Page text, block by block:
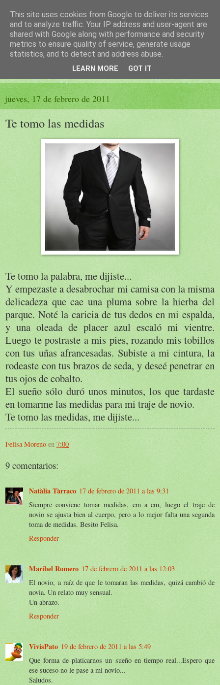
El sueño de las palabras
PÁGINA LITERARIA DE FELISA MORENO
jueves, 17 de febrero de 2011
Te tomo las medidas
Te tomo la palabra, me dijiste...
Y empezaste a desabrochar mi camisa con la misma
delicadeza que cae una pluma sobre la hierba del
parque. Noté la caricia de tus dedos en mi espalda,
y una oleada de placer azul escaló mi vientre.
Luego te postraste a mis pies, rozando mis tobillos
con tus uñas afrancesadas. Subiste a mi cintura, la
rodeaste con tus brazos de seda, y deseé penetrar en
tus ojos de cobalto.
El sueño sólo duró unos minutos, los que tardaste
en tomarme las medidas para mi traje de novio.
Te tomo las medidas, me dijiste...
Felisa Moreno en 7:00
9 comentarios:
Natàlia Tàrraco 17 de febrero de 2011 a las 9:31
Siempre conviene tomar medidas, cm a cm, luego el traje de
novio se ajusta bien al cuerpo, pero a lo mejor falta una segunda
toma de medidas. Besito Felisa.
Responder
Maribel Romero 17 de febrero de 2011 a las 12:03
El novio, a raíz de que le tomaran las medidas, quizá cambió de
novia. Un relato muy sensual.
Un abrazo.
Responder
VivisPato 19 de febrero de 2011 a las 5:49
Que forma de platicarnos un sueño en tiempo real...Espero que
ese suceso no le pase a mi novio...
Saludos.
This site uses cookies from Google to deliver its services
and to analyze traffic. Your IP address and user-agent are
shared with Google along with performance and security
metrics to ensure quality of service, generate usage
statistics, and to detect and address abuse.
LEARN MORE GOT IT